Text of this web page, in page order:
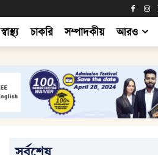
স্বাস্থ্য চাকরি সম্পাদকীয় আরও